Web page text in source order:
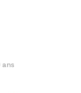
ans